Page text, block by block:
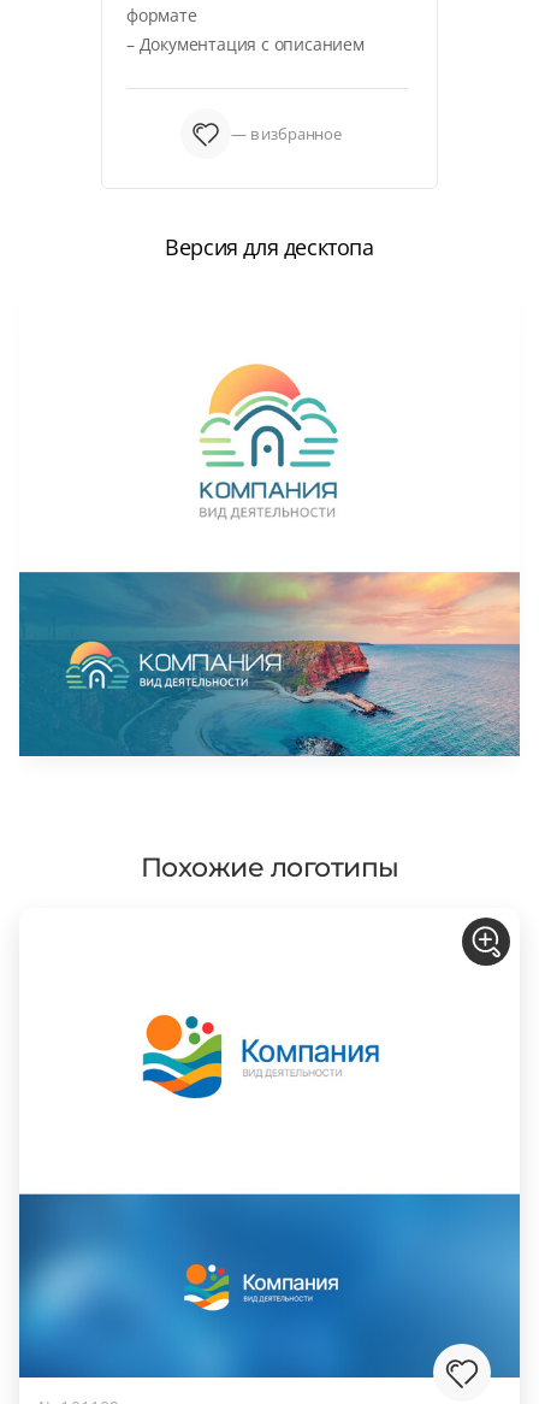
формате
– Документация с описанием
— в избранное
Версия для десктопа
Похожие логотипы